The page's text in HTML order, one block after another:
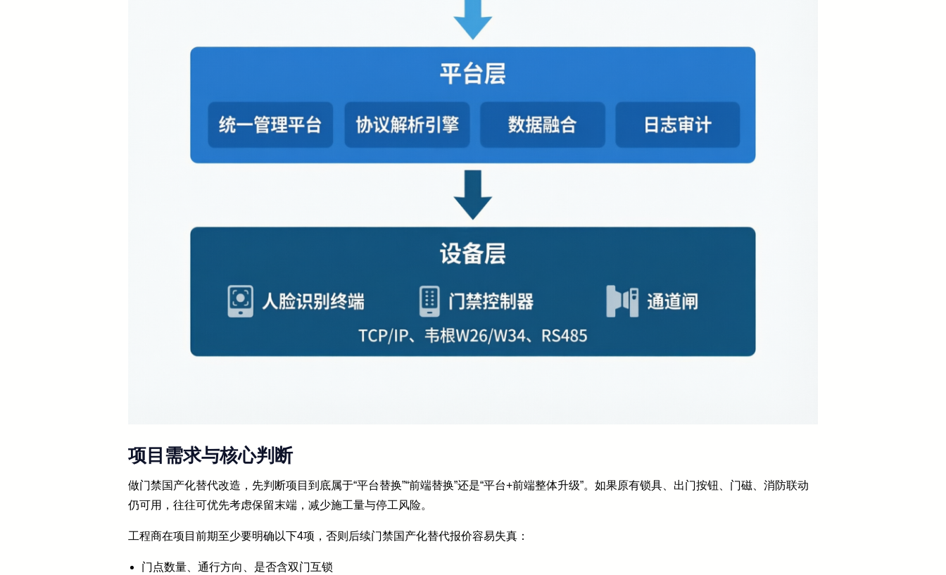
项目需求与核心判断
做门禁国产化替代改造，先判断项目到底属于“平台替换”“前端替换”还是“平台+前端整体升级”。如果原有锁具、出门按钮、门磁、消防联动
仍可用，往往可优先考虑保留末端，减少施工量与停工风险。
工程商在项目前期至少要明确以下4项，否则后续门禁国产化替代报价容易失真：
门点数量、通行方向、是否含双门互锁